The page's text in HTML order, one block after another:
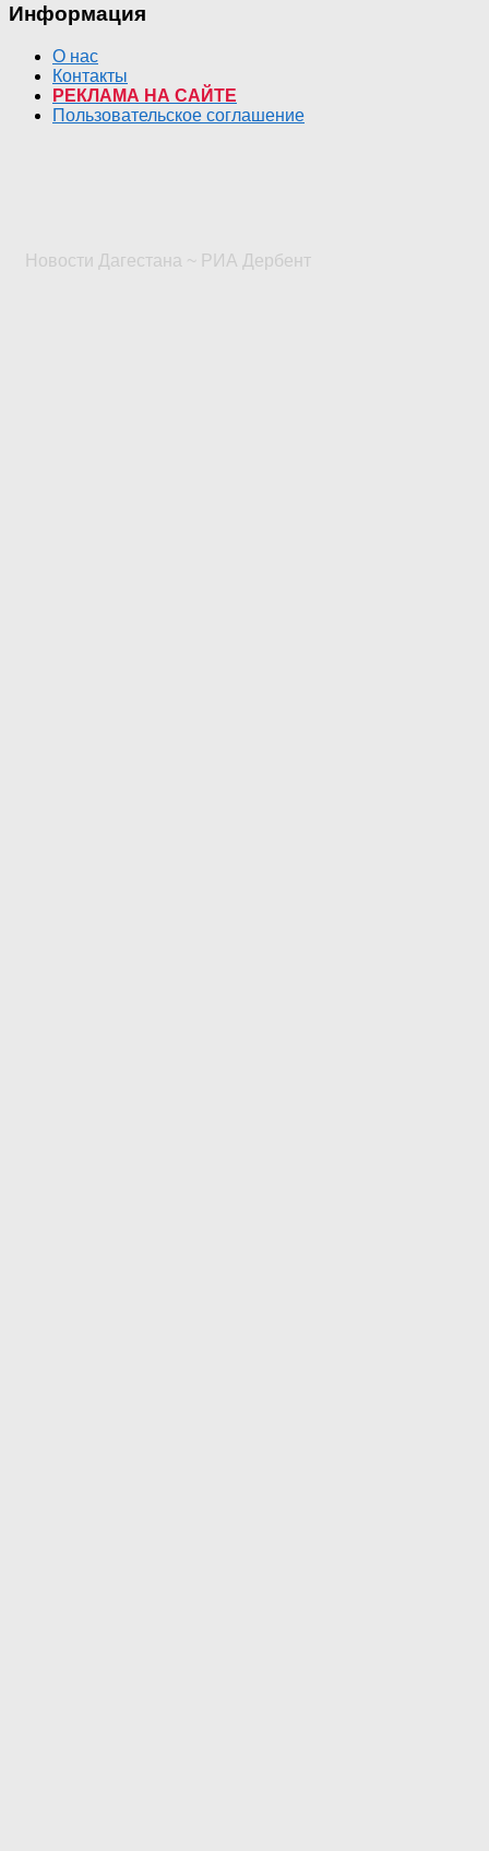
Информация
О нас
Контакты
РЕКЛАМА НА САЙТЕ
Пользовательское соглашение
Новости Дагестана ~ РИА Дербент